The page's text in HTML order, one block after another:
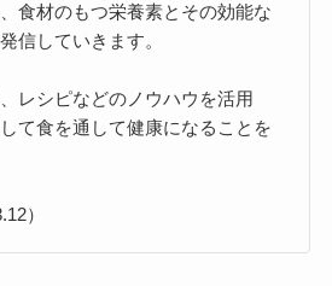
食材のもつ栄養素とその効能な
信していきます。
レシピなどのノウハウを活用
て食を通して健康になることを
）